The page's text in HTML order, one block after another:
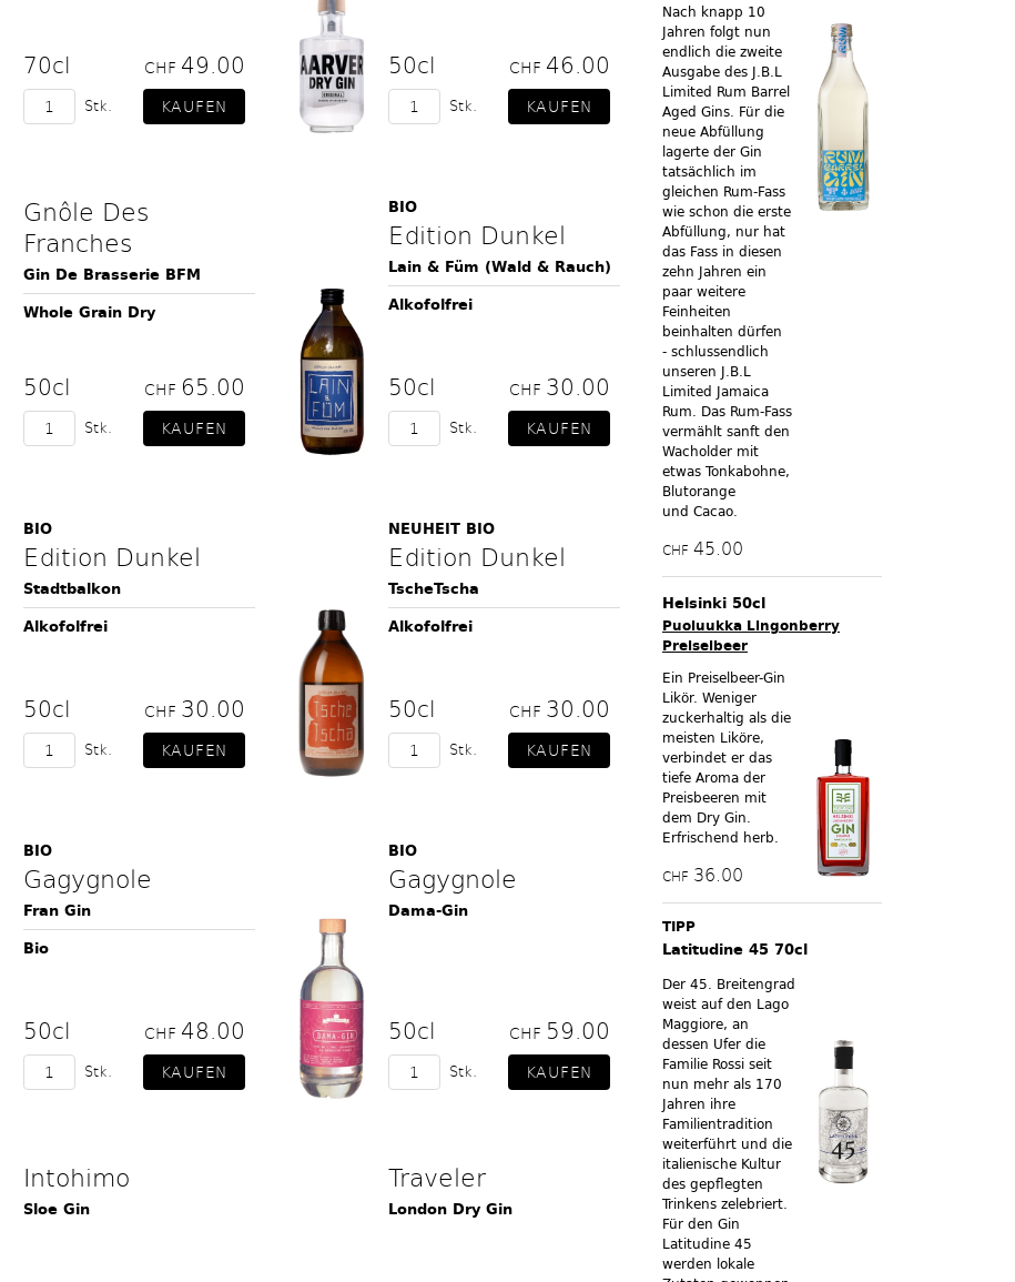
70cl CHF 49.00
Stk.
50cl CHF 46.00
Stk.
Gnôle Des
Franches
Gin De Brasserie BFM
Whole Grain Dry
50cl CHF 65.00
Stk.
BIO
Edition Dunkel
Lain & Füm (Wald & Rauch)
Alkofolfrei
50cl CHF 30.00
Stk.
BIO
Edition Dunkel
Stadtbalkon
Alkofolfrei
50cl CHF 30.00
Stk.
NEUHEIT BIO
Edition Dunkel
TscheTscha
Alkofolfrei
50cl CHF 30.00
Stk.
BIO
Gagygnole
Fran Gin
Bio
50cl CHF 48.00
Stk.
BIO
Gagygnole
Dama-Gin
50cl CHF 59.00
Stk.
Intohimo
Sloe Gin
Traveler
London Dry Gin
Nach knapp 10
Jahren folgt nun
endlich die zweite
Ausgabe des J.B.L
Limited Rum Barrel
Aged Gins. Für die
neue Abfüllung
lagerte der Gin
tatsächlich im
gleichen Rum-Fass
wie schon die erste
Abfüllung, nur hat
das Fass in diesen
zehn Jahren ein
paar weitere
Feinheiten
beinhalten dürfen
- schlussendlich
unseren J.B.L
Limited Jamaica
Rum. Das Rum-Fass
vermählt sanft den
Wacholder mit
etwas Tonkabohne,
Blutorange
und Cacao.
CHF 45.00
Helsinki 50cl
Puoluukka Lingonberry
Preiselbeer
Ein Preiselbeer-Gin
Likör. Weniger
zuckerhaltig als die
meisten Liköre,
verbindet er das
tiefe Aroma der
Preisbeeren mit
dem Dry Gin.
Erfrischend herb.
CHF 36.00
TIPP
Latitudine 45 70cl
Der 45. Breitengrad
weist auf den Lago
Maggiore, an
dessen Ufer die
Familie Rossi seit
nun mehr als 170
Jahren ihre
Familientradition
weiterführt und die
italienische Kultur
des gepflegten
Trinkens zelebriert.
Für den Gin
Latitudine 45
werden lokale